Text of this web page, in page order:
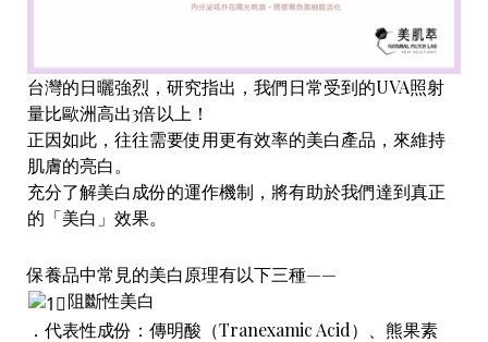
台灣的日曬強烈，研究指出，我們日常受到的UVA照射
量比歐洲高出3倍以上！
正因如此，往往需要使用更有效率的美白產品，來維持
肌膚的亮白。
充分了解美白成份的運作機制，將有助於我們達到真正
的「美白」效果。
保養品中常見的美白原理有以下三種——
阻斷性美白
．代表性成份：傳明酸（Tranexamic Acid）、熊果素